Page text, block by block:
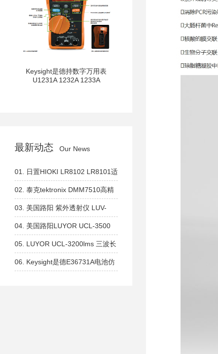
Keysight是德持数字万用表
U1231A 1232A 1233A
最新动态 Our News
01. 日置HIOKI LR8102 LR8101适
用于系统集成，可扩展模块的数据
采集仪
02. 泰克tektronix DMM7510高精
度、高分辨率数字万用表
03. 美国路阳 紫外透射仪 LUV-
260系列 短波254nm 中波302nm
长波365nm
04. 美国路阳LUYOR UCL-3500
365nm 生物分子交联设备 紫外交
联仪
05. LUYOR UCL-3200lms 三波长
紫外交联仪 254nm 302nm、
06. Keysight是德E36731A电池仿